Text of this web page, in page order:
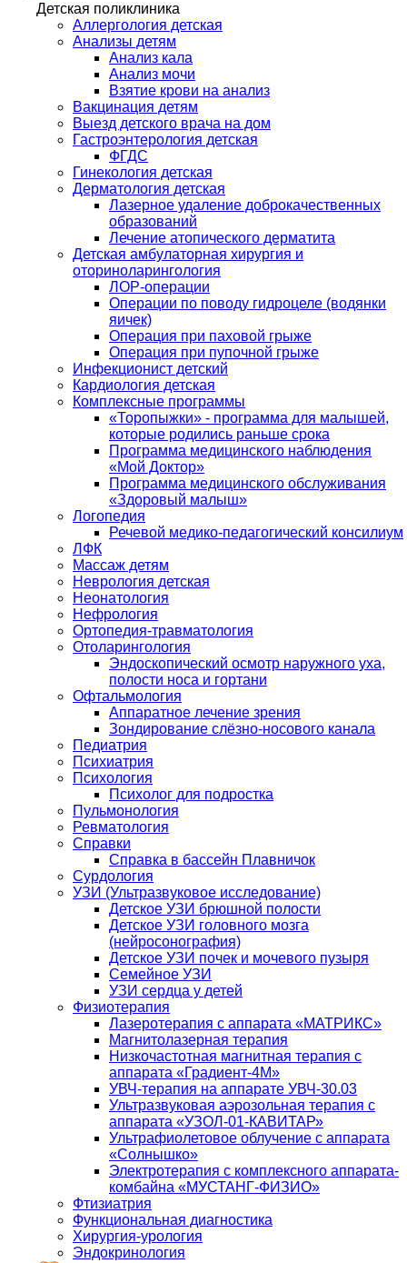
Детская поликлиника
Аллергология детская
Анализы детям
Анализ кала
Анализ мочи
Взятие крови на анализ
Вакцинация детям
Выезд детского врача на дом
Гастроэнтерология детская
ФГДС
Гинекология детская
Дерматология детская
Лазерное удаление доброкачественных
образований
Лечение атопического дерматита
Детская амбулаторная хирургия и
оториноларингология
ЛОР-операции
Операции по поводу гидроцеле (водянки
яичек)
Операция при паховой грыже
Операция при пупочной грыже
Инфекционист детский
Кардиология детская
Комплексные программы
«Торопыжки» - программа для малышей,
которые родились раньше срока
Программа медицинского наблюдения
«Мой Доктор»
Программа медицинского обслуживания
«Здоровый малыш»
Логопедия
Речевой медико-педагогический консилиум
ЛФК
Массаж детям
Неврология детская
Неонатология
Нефрология
Ортопедия-травматология
Отоларингология
Эндоскопический осмотр наружного уха,
полости носа и гортани
Офтальмология
Аппаратное лечение зрения
Зондирование слёзно-носового канала
Педиатрия
Психиатрия
Психология
Психолог для подростка
Пульмонология
Ревматология
Справки
Справка в бассейн Плавничок
Сурдология
УЗИ (Ультразвуковое исследование)
Детское УЗИ брюшной полости
Детское УЗИ головного мозга
(нейросонография)
Детское УЗИ почек и мочевого пузыря
Семейное УЗИ
УЗИ сердца у детей
Физиотерапия
Лазеротерапия с аппарата «МАТРИКС»
Магнитолазерная терапия
Низкочастотная магнитная терапия с
аппарата «Градиент-4М»
УВЧ-терапия на аппарате УВЧ-30.03
Ультразвуковая аэрозольная терапия с
аппарата «УЗОЛ-01-КАВИТАР»
Ультрафиолетовое облучение с аппарата
«Солнышко»
Электротерапия с комплексного аппарата-
комбайна «МУСТАНГ-ФИЗИО»
Фтизиатрия
Функциональная диагностика
Хирургия-урология
Эндокринология